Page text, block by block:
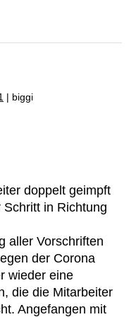
| biggi
doppelt geimpft
in Richtung
aller Vorschriften
der Corona
wieder eine
die die Mitarbeiter
Angefangen mit